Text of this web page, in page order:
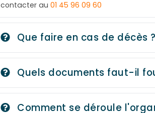
contacter au 01 45 96 09 60
Que faire en cas de décès ?
Quels documents faut-il
Comment se déroule